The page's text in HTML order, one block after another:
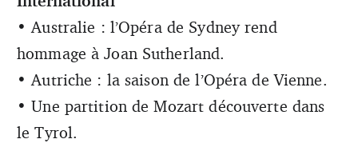
• Australie : l’Opéra de Sydney rend
hommage à Joan Sutherland.
• Autriche : la saison de l’Opéra de Vienne.
• Une partition de Mozart découverte dans
le Tyrol.